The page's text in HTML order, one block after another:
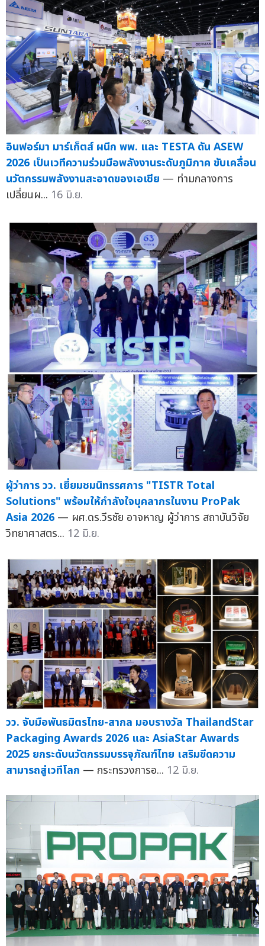
อินฟอร์มา มาร์เก็ตส์ ผนึก พพ. และ TESTA ดัน ASEW
2026 เป็นเวทีความร่วมมือพลังงานระดับภูมิภาค ขับเคลื่อน
นวัตกรรมพลังงานสะอาดของเอเชีย — ท่ามกลางการ
เปลี่ยนผ... 16 มิ.ย.
ผู้ว่าการ วว. เยี่ยมชมนิทรรศการ "TISTR Total
Solutions" พร้อมให้กำลังใจบุคลากรในงาน ProPak
Asia 2026 — ผศ.ดร.วีรชัย อาจหาญ ผู้ว่าการ สถาบันวิจัย
วิทยาศาสตร... 12 มิ.ย.
วว. จับมือพันธมิตรไทย-สากล มอบรางวัล ThailandStar
Packaging Awards 2026 และ AsiaStar Awards
2025 ยกระดับนวัตกรรมบรรจุภัณฑ์ไทย เสริมขีดความ
สามารถสู่เวทีโลก — กระทรวงการอ... 12 มิ.ย.